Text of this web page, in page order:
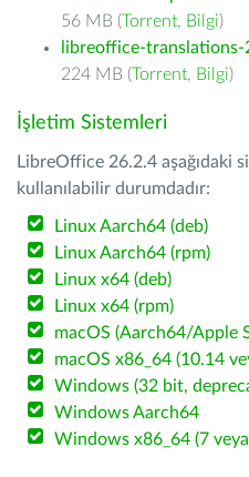
56 MB (Torrent, Bilgi)
libreoffice-translations-
224 MB (Torrent, Bilgi)
İşletim Sistemleri
LibreOffice 26.2.4 aşağıdaki
kullanılabilir durumdadır:
Linux Aarch64 (deb)
Linux Aarch64 (rpm)
Linux x64 (deb)
Linux x64 (rpm)
macOS (Aarch64/Apple
macOS x86_64 (10.14
Windows (32 bit,
Windows Aarch64
Windows x86_64 (7